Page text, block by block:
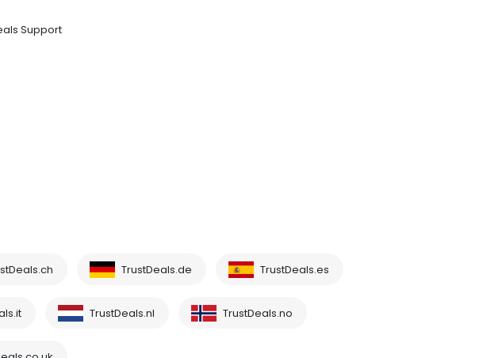
Support
TrustDeals.de TrustDeals.es
TrustDeals.nl TrustDeals.no